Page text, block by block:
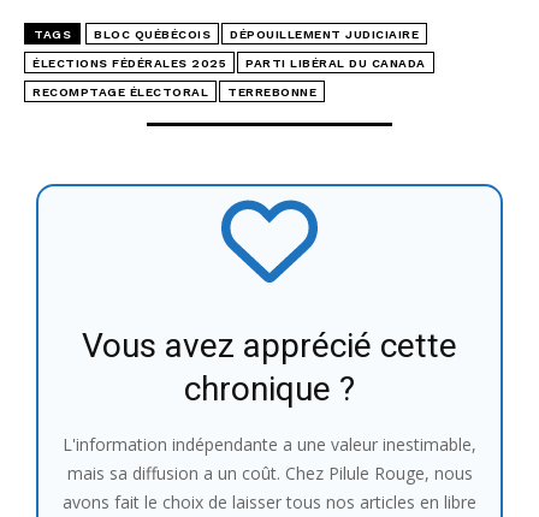
TAGS BLOC QUÉBÉCOIS DÉPOUILLEMENT JUDICIAIRE
ÉLECTIONS FÉDÉRALES 2025 PARTI LIBÉRAL DU CANADA
RECOMPTAGE ÉLECTORAL TERREBONNE
Vous avez apprécié cette
chronique ?
L'information indépendante a une valeur inestimable,
mais sa diffusion a un coût. Chez Pilule Rouge, nous
avons fait le choix de laisser tous nos articles en libre